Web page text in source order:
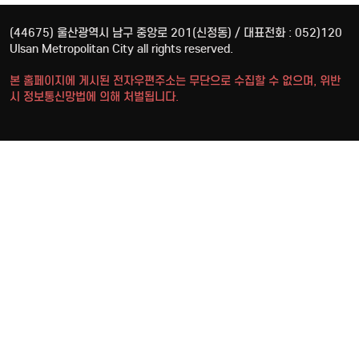
(44675) 울산광역시 남구 중앙로 201(신정동) / 대표전화 : 052)120
Ulsan Metropolitan City all rights reserved.
본 홈페이지에 게시된 전자우편주소는 무단으로 수집할 수 없으며, 위반
시 정보통신망법에 의해 처벌됩니다.